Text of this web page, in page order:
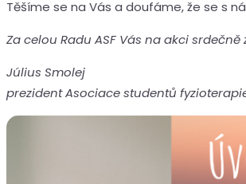
Těšíme se na Vás a doufáme, že se s
Za celou Radu ASF Vás na akci srdečně
Július Smolej
prezident Asociace studentů